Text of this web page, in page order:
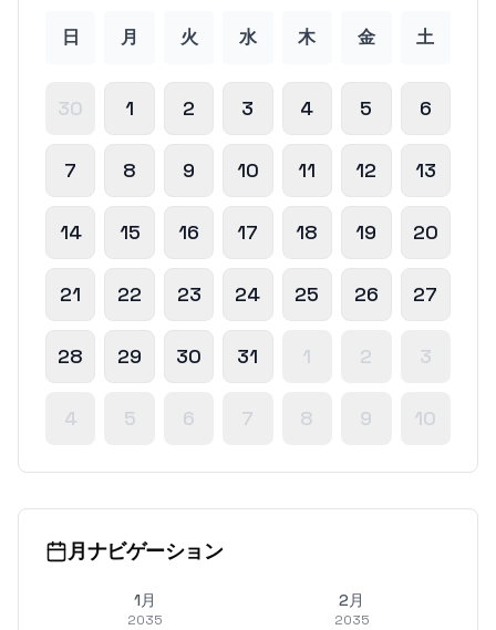
日 月 火 水 木 金 土
30 1 2 3 4 5 6
7 8 9 10 11 12 13
14 15 16 17 18 19 20
21 22 23 24 25 26 27
28 29 30 31 1 2 3
4 5 6 7 8 9 10
月ナビゲーション
1月
2035
2月
2035